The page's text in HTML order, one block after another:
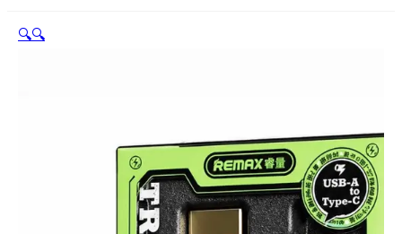
🔍🔍